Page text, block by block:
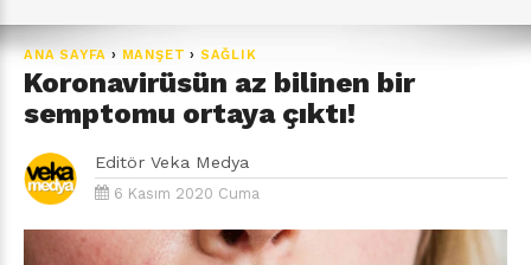
ANA SAYFA › MANŞET › SAĞLIK
Koronavirüsün az bilinen bir
semptomu ortaya çıktı!
Editör Veka Medya
6 Kasım 2020 Cuma